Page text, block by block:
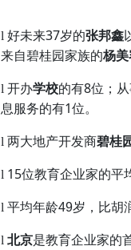
l 好未来37岁的张邦鑫
来自碧桂园家族的杨美
l 开办学校的有8位；
息服务的有1位。
l 两大地产开发商碧桂
l 15位教育企业家的平
l 平均年龄49岁，比胡
l 北京是教育企业家的